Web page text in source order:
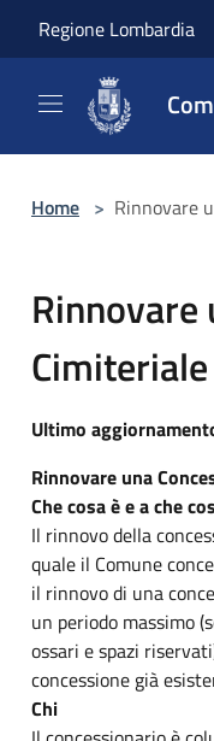
Regione Lombardia
Home > Rinnovare
Rinnovare
Cimiteriale
Ultimo
Rinnovare una
Che cosa è e a che
Il rinnovo della
quale il Comune
il rinnovo di una
un periodo massimo
ossari e spazi
concessione già
Chi